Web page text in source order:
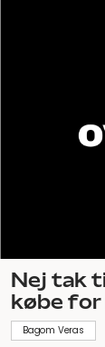
Nej tak
købe
Bagom Veras